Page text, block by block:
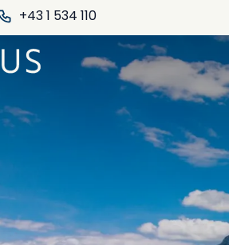
+43 1 534 110